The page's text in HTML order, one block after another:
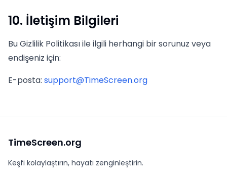
10. İletişim Bilgileri
Bu Gizlilik Politikası ile ilgili herhangi bir sorunuz veya
endişeniz için:
E-posta: support@TimeScreen.org
TimeScreen.org
Keşfi kolaylaştırın, hayatı zenginleştirin.